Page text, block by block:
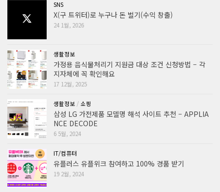
SNS
X(구 트위터)로 누구나 돈 벌기(수익 창출)
24 1월, 2026
생활정보
가정용 음식물처리기 지원금 대상 조건 신청방법 – 각
지자체에 꼭 확인해요
17 12월, 2025
생활정보/ 쇼핑
삼성 LG 가전제품 모델명 해석 사이트 추천 – APPLIA
NCE DECODE
6 5월, 2024
IT/컴퓨터
유플러스 유플위크 참여하고 100% 경품 받기
19 2월, 2024